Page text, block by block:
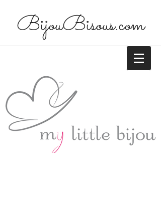
BijouBisous.com